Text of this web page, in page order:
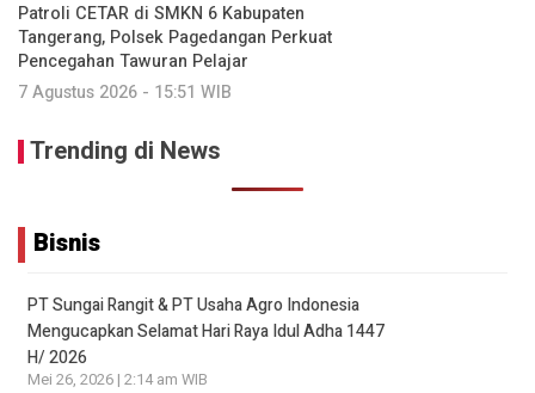
Patroli CETAR di SMKN 6 Kabupaten
Tangerang, Polsek Pagedangan Perkuat
Pencegahan Tawuran Pelajar
7 Agustus 2026 - 15:51 WIB
Trending di News
Bisnis
PT Sungai Rangit & PT Usaha Agro Indonesia
Mengucapkan Selamat Hari Raya Idul Adha 1447
H/ 2026
Mei 26, 2026 | 2:14 am WIB